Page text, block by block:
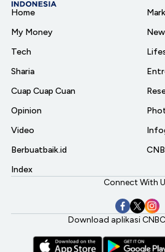
Home
My Money
Tech
Sharia
Cuap Cuap Cuan
Opinion
Video
Berbuatbaik.id
Index
Connect With
Download aplikasi